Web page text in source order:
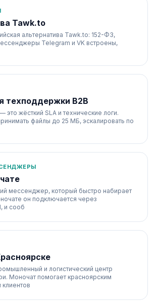
Tawk.to
альтернатива Tawk.to: 152-ФЗ,
Telegram и VK встроены,
техподдержки B2B
это жёсткий SLA и технические логи.
файлы до 25 МБ, эскалировать по
мессенджер, который быстро набирает
он подключается через
и сооб
и логистический центр
Моночат помогает красноярским